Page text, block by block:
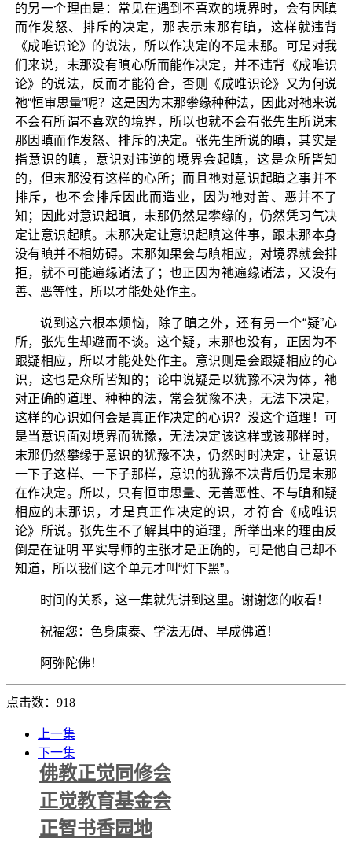
的另一个理由是：常见在遇到不喜欢的境界时，会有因瞋
而作发怒、排斥的决定，那表示末那有瞋，这样就违背
《成唯识论》的说法，所以作决定的不是末那。可是对我
们来说，末那没有瞋心所而能作决定，并不违背《成唯识
论》的说法，反而才能符合，否则《成唯识论》又为何说
祂“恒审思量”呢？这是因为末那攀缘种种法，因此对祂来说
不会有所谓不喜欢的境界，所以也就不会有张先生所说末
那因瞋而作发怒、排斥的决定。张先生所说的瞋，其实是
指意识的瞋，意识对违逆的境界会起瞋，这是众所皆知
的，但末那没有这样的心所；而且祂对意识起瞋之事并不
排斥，也不会排斥因此而造业，因为祂对善、恶并不了
知；因此对意识起瞋，末那仍然是攀缘的，仍然凭习气决
定让意识起瞋。末那决定让意识起瞋这件事，跟末那本身
没有瞋并不相妨碍。末那如果会与瞋相应，对境界就会排
拒，就不可能遍缘诸法了；也正因为祂遍缘诸法，又没有
善、恶等性，所以才能处处作主。
说到这六根本烦恼，除了瞋之外，还有另一个“疑”心
所，张先生却避而不谈。这个疑，末那也没有，正因为不
跟疑相应，所以才能处处作主。意识则是会跟疑相应的心
识，这也是众所皆知的；论中说疑是以犹豫不决为体，祂
对正确的道理、种种的法，常会犹豫不决，无法下决定，
这样的心识如何会是真正作决定的心识？没这个道理！可
是当意识面对境界而犹豫，无法决定该这样或该那样时，
末那仍然攀缘于意识的犹豫不决，仍然时时决定，让意识
一下子这样、一下子那样，意识的犹豫不决背后仍是末那
在作决定。所以，只有恒审思量、无善恶性、不与瞋和疑
相应的末那识，才是真正作决定的识，才符合《成唯识
论》所说。张先生不了解其中的道理，所举出来的理由反
倒是在证明 平实导师的主张才是正确的，可是他自己却不
知道，所以我们这个单元才叫“灯下黑”。
时间的关系，这一集就先讲到这里。谢谢您的收看！
祝福您：色身康泰、学法无碍、早成佛道！
阿弥陀佛！
点击数：918
上一集
下一集
佛教正觉同修会
正觉教育基金会
正智书香园地